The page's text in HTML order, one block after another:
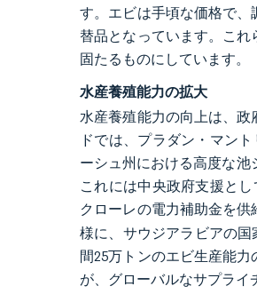
す。エビは手頃な価格で
替品となっています。こ
固たるものにしています。
水産養殖能力の拡大
水産養殖能力の向上は、
ドでは、プラダン・マン
ーシュ州における高度な池
これには中央政府支援とし
クローレの電力補助金を
様に、サウジアラビアの国
間25万トンのエビ生産能
が、グローバルなサプライ